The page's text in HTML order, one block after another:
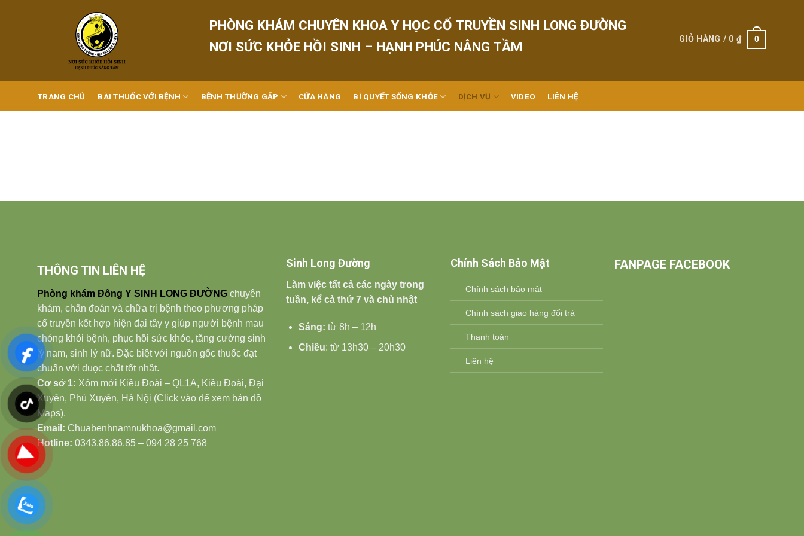
PHÒNG KHÁM CHUYÊN KHOA Y HỌC CỔ TRUYỀN SINH LONG ĐƯỜNG
NƠI SỨC KHỎE HỒI SINH – HẠNH PHÚC NÂNG TẦM
GIỎ HÀNG / 0₫ 0
TRANG CHỦ BÀI THUỐC VỚI BỆNH BỆNH THƯỜNG GẶP CỬA HÀNG BÍ QUYẾT SỐNG KHỎE DỊCH VỤ VIDEO LIÊN HỆ
THÔNG TIN LIÊN HỆ
Phòng khám Đông Y SINH LONG ĐƯỜNG chuyên
khám, chẩn đoán và chữa trị bệnh theo phương pháp
cổ truyền kết hợp hiện đại tây y giúp người bệnh mau
chóng khỏi bệnh, phục hồi sức khỏe, tăng cường sinh
lý nam, sinh lý nữ. Đặc biệt với nguồn gốc thuốc đạt
chuẩn với duọc chất tốt nhât.
Cơ sở 1: Xóm mới Kiều Đoài – QL1A, Kiều Đoài, Đại
Xuyên, Phú Xuyên, Hà Nội (Click vào để xem bản đồ
Maps).
Email: Chuabenhnamnukhoa@gmail.com
Hotline: 0343.86.86.85 – 094 28 25 768
Sinh Long Đường
Làm việc tất cả các ngày trong
tuần, kể cả thứ 7 và chủ nhật
Sáng:từ 8h – 12h
Chiều: từ 13h30 – 20h30
Chính Sách Bảo Mật
Chính sách bảo mật
Chính sách giao hàng đổi trả
Thanh toán
Liên hệ
FANPAGE FACEBOOK